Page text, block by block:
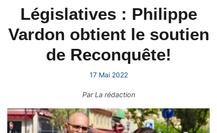
Législatives : Philippe
Vardon obtient le soutien
de Reconquête!
17 Mai 2022
ParLa rédaction